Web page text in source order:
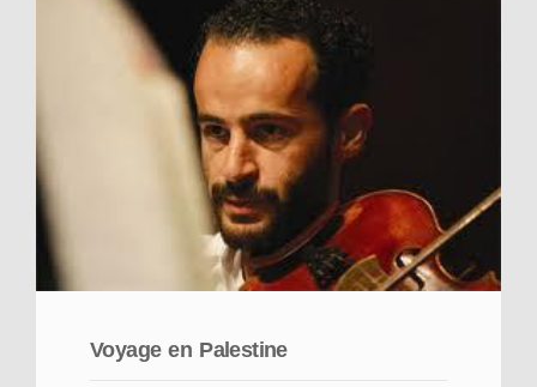
Voyage en Palestine